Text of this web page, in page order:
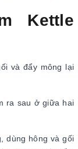
Kettle
và đẩy mông lại
ra sau ở giữa hai
dùng hông và gối